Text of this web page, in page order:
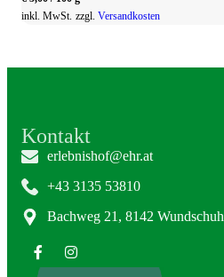
Varianten
Optionen
der
Produktseite
gewählt
werden
inkl. MwSt. zzgl. Versandkosten
Kontakt
erlebnishof@ehr.at
+43 3135 53810
Bachweg 21, 8142 Wundschuh